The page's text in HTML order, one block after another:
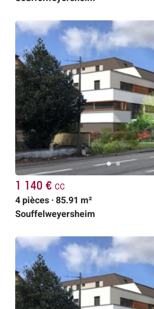
1 140 € cc
4 pièces · 85.91 m²
Souffelweyersheim